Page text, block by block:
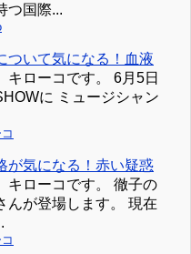
つ国際...
ついて気になる！血液
キローコです。 6月5日
に ミュージシャン
が気になる！赤い疑惑
キローコです。 徹子の
んが登場します。 現在